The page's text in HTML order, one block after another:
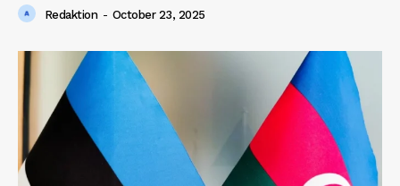
Redaktion - October 23, 2025